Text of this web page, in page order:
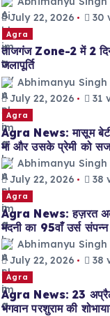
July 22, 2026
30
Agra
ताजगंज Zone-2 में 2 दिन
जलापूर्ति
Abhimanyu Singh
July 22, 2026
31
Agra
Agra News: मासूम बेटी
मां और उसके प्रेमी को
Abhimanyu Singh
July 22, 2026
38
Agra
Agra News: हज़रत
मदनी का 95वाँ उर्स संपन्न
Abhimanyu Singh
July 22, 2026
38
Agra
Agra News: 23
भगवान परशुराम की